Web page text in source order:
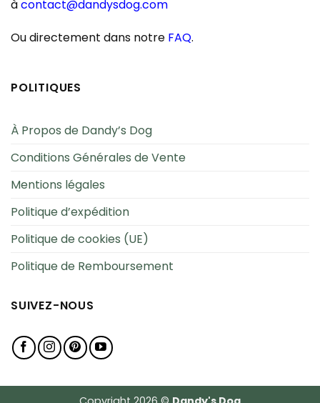
àcontact@dandysdog.com
Ou directement dans notre FAQ.
POLITIQUES
À Propos de Dandy’s Dog
Conditions Générales de Vente
Mentions légales
Politique d’expédition
Politique de cookies (UE)
Politique de Remboursement
SUIVEZ-NOUS